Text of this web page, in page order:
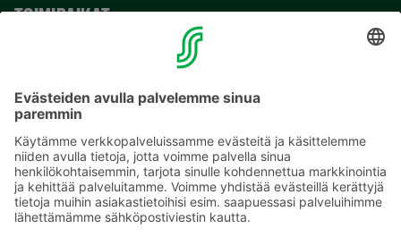
TOIMIPAIKAT
Sähköpostiosoitteet S-ryhmässä ovat muotoa
etunimi.sukunimi@sok.fi